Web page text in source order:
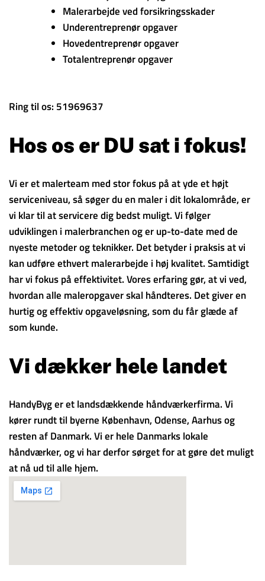
Malerarbejde ved forsikringsskader
Underentreprenør opgaver
Hovedentreprenør opgaver
Totalentreprenør opgaver
Ring til os: 51969637
Hos os er DU sat i fokus!
Vi er et malerteam med stor fokus på at yde et højt
serviceniveau, så søger du en maler i dit lokalområde, er
vi klar til at servicere dig bedst muligt. Vi følger
udviklingen i malerbranchen og er up-to-date med de
nyeste metoder og teknikker. Det betyder i praksis at vi
kan udføre ethvert malerarbejde i høj kvalitet. Samtidigt
har vi fokus på effektivitet. Vores erfaring gør, at vi ved,
hvordan alle maleropgaver skal håndteres. Det giver en
hurtig og effektiv opgaveløsning, som du får glæde af
som kunde.
Vi dækker hele landet
HandyByg er et landsdækkende håndværkerfirma. Vi
kører rundt til byerne København, Odense, Aarhus og
resten af Danmark. Vi er hele Danmarks lokale
håndværker, og vi har derfor sørget for at gøre det muligt
at nå ud til alle hjem.